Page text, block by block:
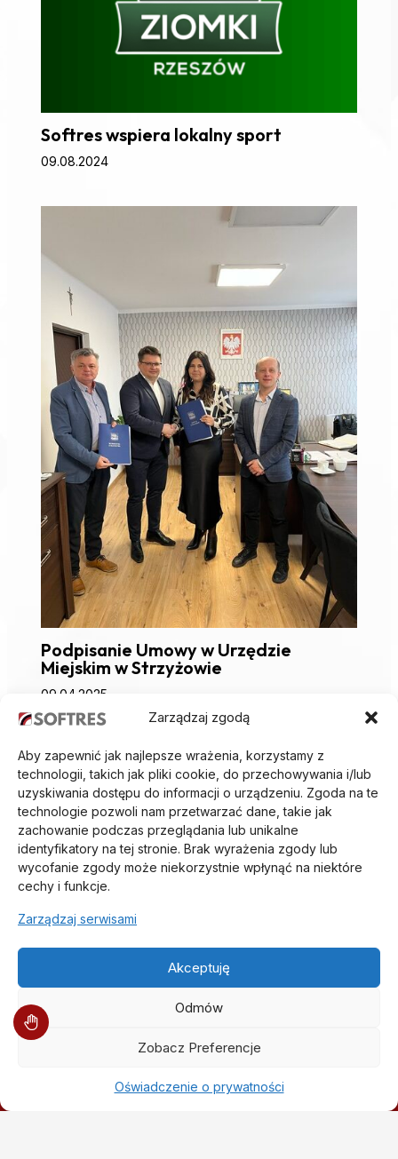
Zarządzaj zgodą
Aby zapewnić jak najlepsze wrażenia, korzystamy z
technologii, takich jak pliki cookie, do przechowywania i/lub
uzyskiwania dostępu do informacji o urządzeniu. Zgoda na te
technologie pozwoli nam przetwarzać dane, takie jak
zachowanie podczas przeglądania lub unikalne
identyfikatory na tej stronie. Brak wyrażenia zgody lub
wycofanie zgody może niekorzystnie wpłynąć na niektóre
cechy i funkcje.
Zarządzaj serwisami
Akceptuję
Odmów
Zobacz Preferencje
Oświadczenie o prywatności
Softres wspiera lokalny sport
09.08.2024
Podpisanie Umowy w Urzędzie
Miejskim w Strzyżowie
09.04.2025
Aktualności
Oferta
Partnerzy
Referencje
Pomoc